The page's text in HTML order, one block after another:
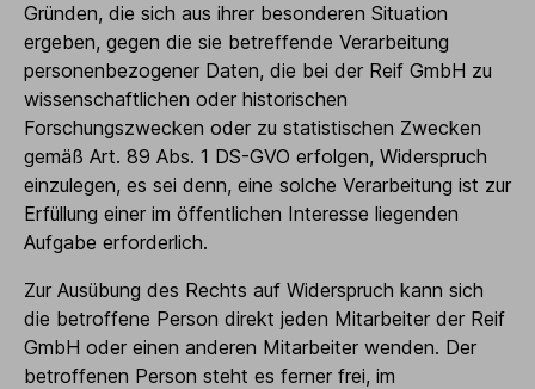
Gründen, die sich aus ihrer besonderen Situation
ergeben, gegen die sie betreffende Verarbeitung
personenbezogener Daten, die bei der Reif GmbH zu
wissenschaftlichen oder historischen
Forschungszwecken oder zu statistischen Zwecken
gemäß Art. 89 Abs. 1 DS-GVO erfolgen, Widerspruch
einzulegen, es sei denn, eine solche Verarbeitung ist zur
Erfüllung einer im öffentlichen Interesse liegenden
Aufgabe erforderlich.
Zur Ausübung des Rechts auf Widerspruch kann sich
die betroffene Person direkt jeden Mitarbeiter der Reif
GmbH oder einen anderen Mitarbeiter wenden. Der
betroffenen Person steht es ferner frei, im